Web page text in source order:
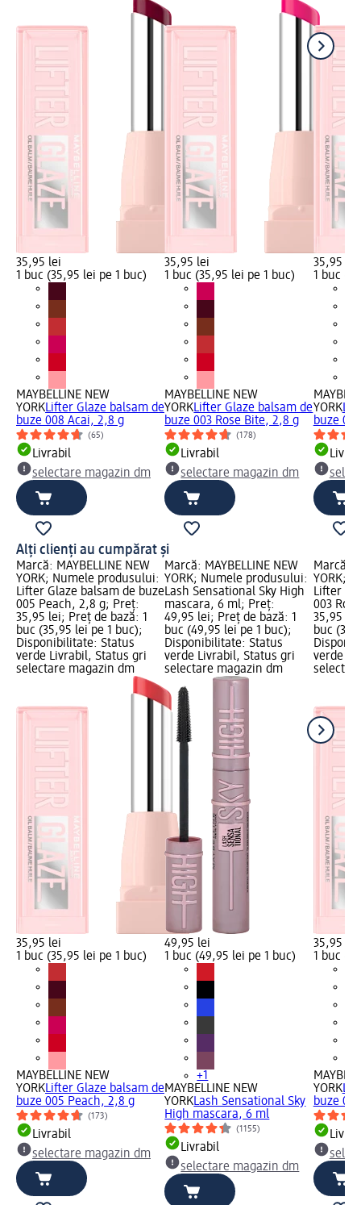
35,95 lei
1 buc (35,95 lei pe 1 buc)
MAYBELLINE NEW
YORKLifter Glaze balsam de
buze 008 Acai, 2,8 g
(65)
Livrabil
selectare magazin dm
35,95 lei
1 buc (35,95 lei pe 1 buc)
MAYBELLINE NEW
YORKLifter Glaze balsam de
buze 003 Rose Bite, 2,8 g
(178)
Livrabil
selectare magazin dm
35,95 lei
1 buc
YORK
buze
Alți clienți au cumpărat și
Marcă: MAYBELLINE NEW
YORK; Numele produsului:
Lifter Glaze balsam de buze
005 Peach, 2,8 g; Preț:
35,95 lei; Preț de bază: 1
buc (35,95 lei pe 1 buc);
Disponibilitate: Status
verde Livrabil, Status gri
selectare magazin dm
35,95 lei
1 buc (35,95 lei pe 1 buc)
MAYBELLINE NEW
YORKLifter Glaze balsam de
buze 005 Peach, 2,8 g
(173)
Livrabil
selectare magazin dm
Marcă: MAYBELLINE NEW
YORK; Numele produsului:
Lash Sensational Sky High
mascara, 6 ml; Preț:
49,95 lei; Preț de bază: 1
buc (49,95 lei pe 1 buc);
Disponibilitate: Status
verde Livrabil, Status gri
selectare magazin dm
49,95 lei
1 buc (49,95 lei pe 1 buc)
+1
MAYBELLINE NEW
YORKLash Sensational Sky
High mascara, 6 ml
(1155)
Livrabil
selectare magazin dm
Marcă:
YORK;
Lifter
003
35,95
buc
verde
35,95 lei
1 buc
YORK
buze